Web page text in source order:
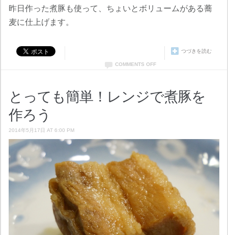
昨日作った煮豚も使って、ちょいとボリュームがある蕎
麦に仕上げます。
つづきを読む
COMMENTS OFF
とっても簡単！レンジで煮豚を
作ろう
2014年5月17日 AT 6:00 PM